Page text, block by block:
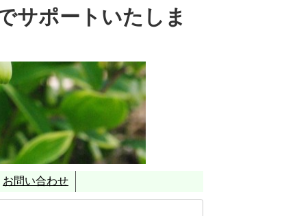
サポートいたしま
したＣＯ２削減対策支援事業」
お問い合わせ